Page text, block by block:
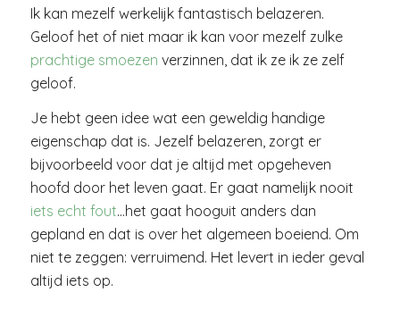
Ik kan mezelf werkelijk fantastisch belazeren.
Geloof het of niet maar ik kan voor mezelf zulke
prachtige smoezen verzinnen, dat ik ze ik ze zelf
geloof.
Je hebt geen idee wat een geweldig handige
eigenschap dat is. Jezelf belazeren, zorgt er
bijvoorbeeld voor dat je altijd met opgeheven
hoofd door het leven gaat. Er gaat namelijk nooit
iets echt fout…het gaat hooguit anders dan
gepland en dat is over het algemeen boeiend. Om
niet te zeggen: verruimend. Het levert in ieder geval
altijd iets op.